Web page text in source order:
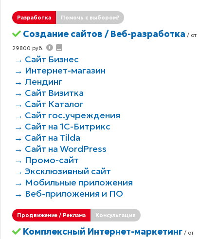
Разработка Помочь с выбором?
Создание сайтов / Веб-разработка / от
29800 руб.
→ Сайт Бизнес
→ Интернет-магазин
→ Лендинг
→ Сайт Визитка
→ Сайт Каталог
→ Сайт гос.учреждения
→ Сайт на 1С-Битрикс
→ Сайт на Tilda
→ Сайт на WordPress
→ Промо-сайт
→ Эксклюзивный сайт
→ Мобильные приложения
→ Веб-приложения и ПО
Продвижение / Реклама Консультация
Комплексный Интернет-маркетинг/ от